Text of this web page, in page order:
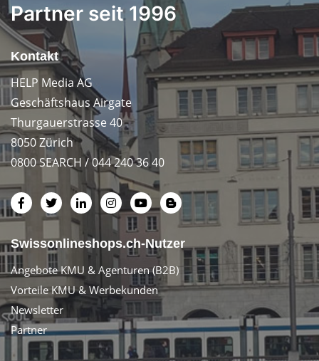
Partner seit 1996
Kontakt
HELP Media AG
Geschäftshaus Airgate
Thurgauerstrasse 40
8050 Zürich
0800 SEARCH / 044 240 36 40
Swissonlineshops.ch-Nutzer
Angebote KMU & Agenturen (B2B)
Vorteile KMU & Werbekunden
Newsletter
Partner